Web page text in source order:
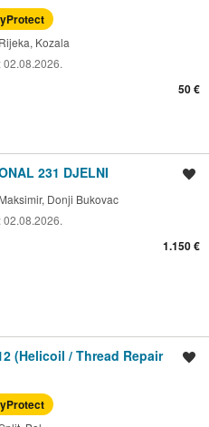
Rijeka, Kozala
02.08.2026.
50 €
231 DJELNI
Maksimir, Donji Bukovac
02.08.2026.
1.150 €
(Helicoil / Thread Repair